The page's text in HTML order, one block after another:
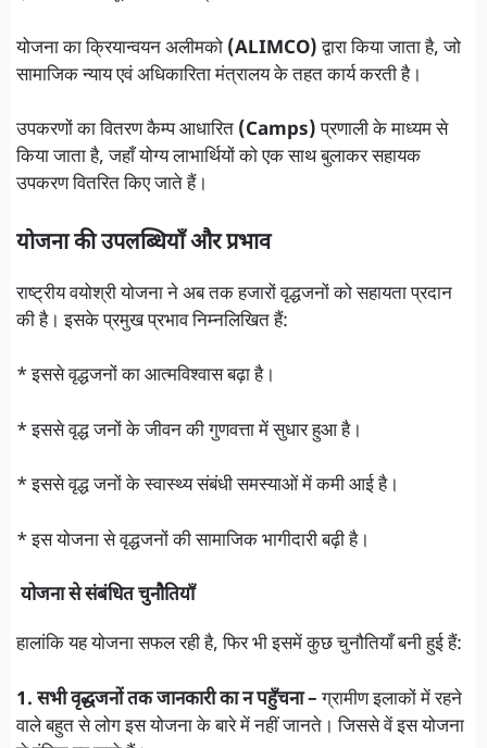
योजना का क्रियान्वयन अलीमको (ALIMCO)द्वारा किया जाता है, जो
सामाजिक न्याय एवं अधिकारिता मंत्रालय के तहत कार्य करती है।
उपकरणों का वितरण कैम्प आधारित (Camps)प्रणाली के माध्यम से
किया जाता है, जहाँ योग्य लाभार्थियों को एक साथ बुलाकर सहायक
उपकरण वितरित किए जाते हैं।
योजना की उपलब्धियाँ और प्रभाव
राष्ट्रीय वयोश्री योजना ने अब तक हजारों वृद्धजनों को सहायता प्रदान
की है। इसके प्रमुख प्रभाव निम्नलिखित हैं:
* इससे वृद्धजनों का आत्मविश्वास बढ़ा है।
* इससे वृद्ध जनों के जीवन की गुणवत्ता में सुधार हुआ है।
* इससे वृद्ध जनों के स्वास्थ्य संबंधी समस्याओं में कमी आई है।
* इस योजना से वृद्धजनों की सामाजिक भागीदारी बढ़ी है।
योजना से संबंधित चुनौतियाँ
हालांकि यह योजना सफल रही है, फिर भी इसमें कुछ चुनौतियाँ बनी हुई हैं:
1. सभी वृद्धजनों तक जानकारी का न पहुँचना –ग्रामीण इलाकों में रहने
वाले बहुत से लोग इस योजना के बारे में नहीं जानते। जिससे वें इस योजना